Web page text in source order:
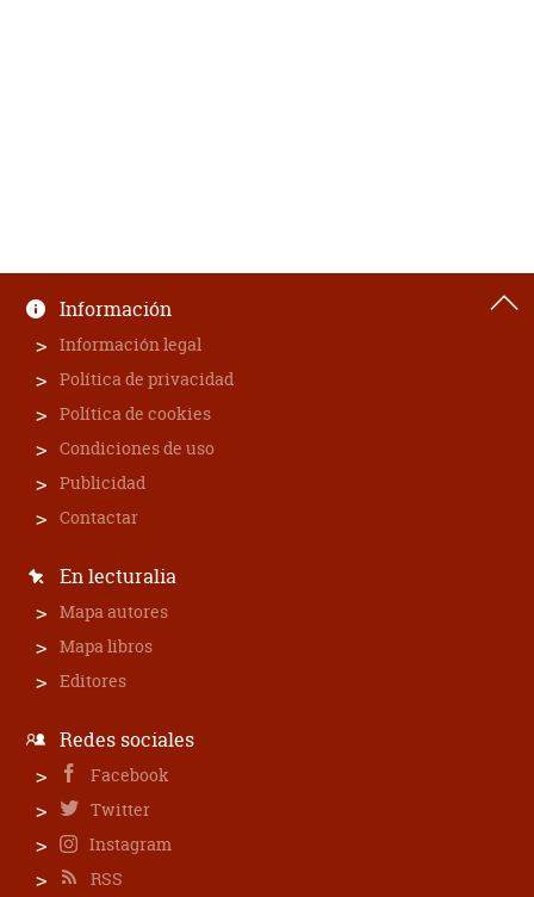
Información
Información legal
Política de privacidad
Política de cookies
Condiciones de uso
Publicidad
Contactar
En lecturalia
Mapa autores
Mapa libros
Editores
Redes sociales
Facebook
Twitter
Instagram
RSS